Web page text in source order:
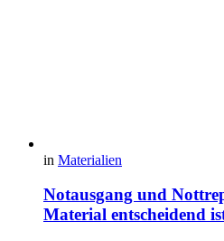
in Materialien
Notausgang und
Material entscheidend